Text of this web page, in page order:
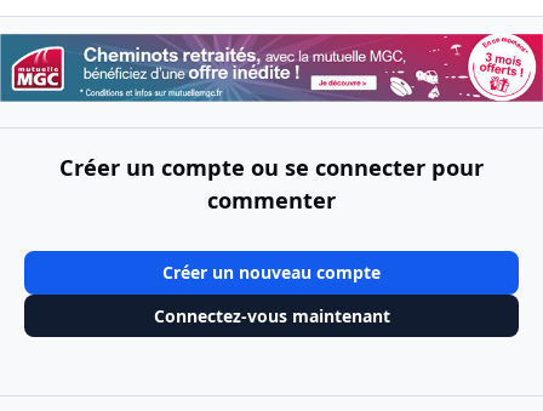
Créer un compte ou se connecter pour
commenter
Créer un nouveau compte
Connectez-vous maintenant